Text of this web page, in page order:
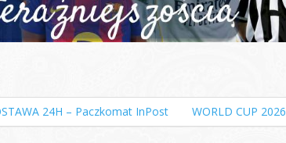
24H – Paczkomat InPost WORLD CUP 2026